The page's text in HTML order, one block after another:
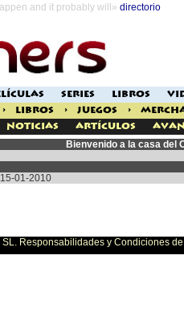
and it probably will» directorio
SERIES LIBROS
> LIBROS > JUEGOS >
Noticias Artículos
Bienvenido a la casa del
01-2010
Responsabilidades y Condiciones